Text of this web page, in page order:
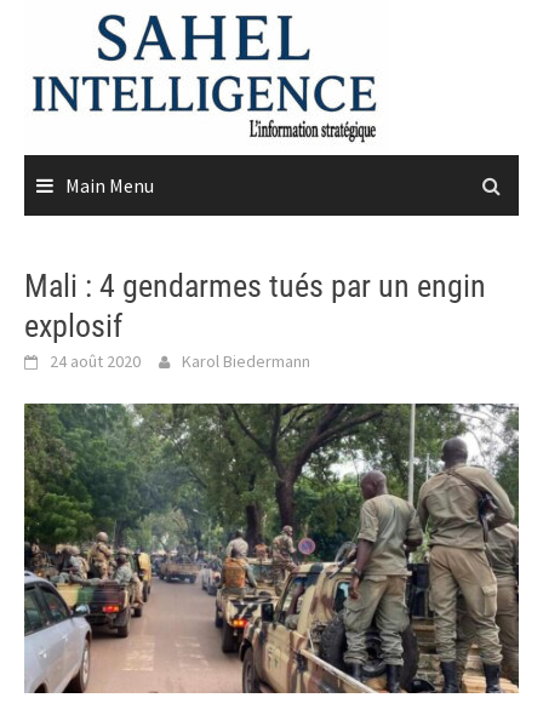
content
Main Menu
Mali : 4 gendarmes tués par un engin
explosif
24 août 2020 Karol Biedermann